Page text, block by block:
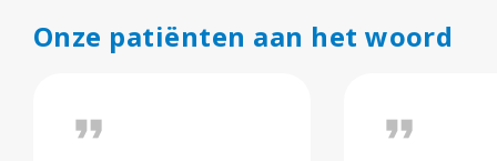
Onze patiënten aan het woord
format_quote format_quote